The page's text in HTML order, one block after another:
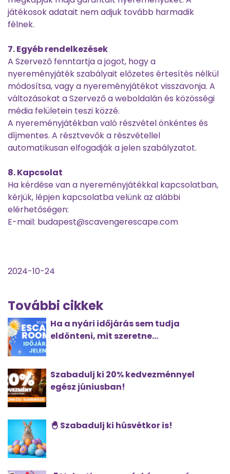
játékosok adatait nem adjuk tovább harmadik
félnek.
7. Egyéb rendelkezések
A Szervező fenntartja a jogot, hogy a
nyereményjáték szabályait előzetes értesítés nélkül
módosítsa, vagy a nyereményjátékot visszavonja. A
változásokat a Szervező a weboldalán és közösségi
média felületein teszi közzé.
A nyereményjátékban való részvétel önkéntes és
díjmentes. A résztvevők a részvétellel
automatikusan elfogadják a jelen szabályzatot.
8. Kapcsolat
Ha kérdése van a nyereményjátékkal kapcsolatban,
kérjük, lépjen kapcsolatba velünk az alábbi
elérhetőségen:
E-mail: budapest@scavengerescape.com
2024-10-24
További cikkek
Ha a nyári időjárás sem tudja
eldönteni, mit szeretne...
Szabadulj ki 20% kedvezménnyel
egész júniusban!
🐣 Szabadulj ki húsvétkor is!